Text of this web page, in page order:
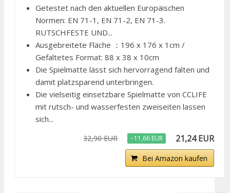
Getestet nach den aktuellen Europäischen
Normen: EN 71-1, EN 71-2, EN 71-3.
RUTSCHFESTE UND...
Ausgebreitete Fläche ：196 x 176 x 1cm /
Gefaltetes Format: 88 x 38 x 10cm
Die Spielmatte lässt sich hervorragend falten und
damit platzsparend unterbringen.
Die vielseitig einsetzbare Spielmatte von CCLIFE
mit rutsch- und wasserfesten zweiseiten lassen
sich...
32,90 EUR −11,66 EUR 21,24 EUR
Bei Amazon kaufen